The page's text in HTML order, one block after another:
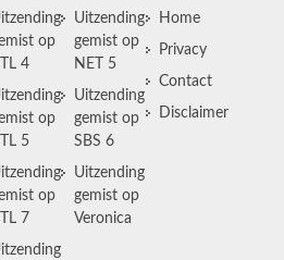
op
4
op
5
op
7
Uitzending
gemist op
NET 5
Uitzending
gemist op
SBS 6
Uitzending
gemist op
Veronica
Home
Privacy
Contact
Disclaimer